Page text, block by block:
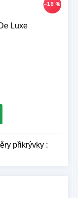
–18 %
Luxe
přikrývky :